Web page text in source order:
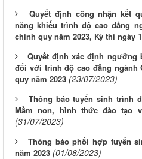
Quyết định công nhận kết
năng khiếu trình độ cao đẳng
chính quy năm 2023, Kỳ thi ngày
Quyết định xác định ngưỡng
đối với trình độ cao đẳng ngành
quy năm 2023 (23/07/2023)
Thông báo tuyển sinh trình
Mầm non, hình thức đào tạo
(31/07/2023)
Thông báo phối hợp tuyển
năm 2023 (01/08/2023)